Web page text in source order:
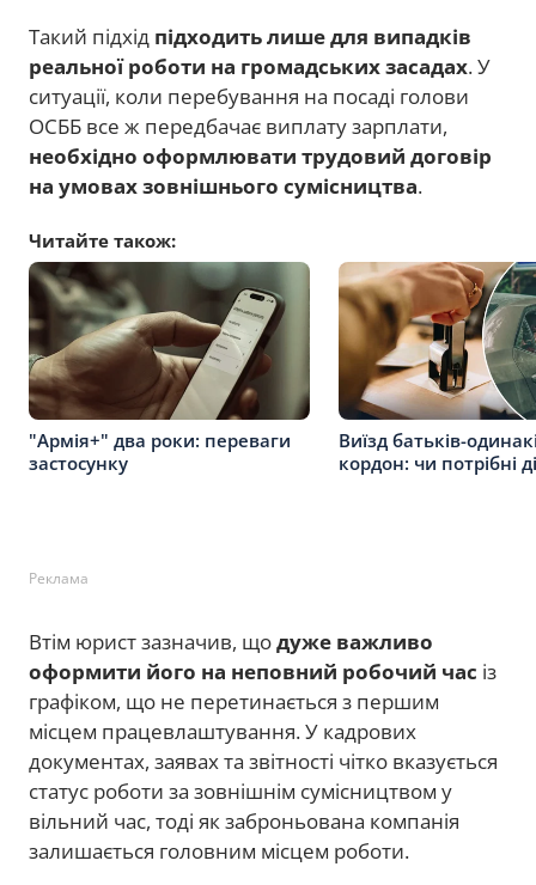
Такий підхід підходить лише для випадків
реальної роботи на громадських засадах. У
ситуації, коли перебування на посаді голови
ОСББ все ж передбачає виплату зарплати,
необхідно оформлювати трудовий договір
на умовах зовнішнього сумісництва.
Читайте також:
"Армія+" два роки: переваги
застосунку
Виїзд батьків-
кордон: чи потрібні
Реклама
Втім юрист зазначив, щодуже важливо
оформити його на неповний робочий час із
графіком, що не перетинається з першим
місцем працевлаштування. У кадрових
документах, заявах та звітності чітко вказується
статус роботи за зовнішнім сумісництвом у
вільний час, тоді як заброньована компанія
залишається головним місцем роботи.